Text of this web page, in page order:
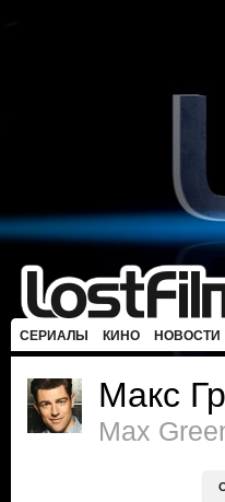
СЕРИАЛЫ КИНО НОВОСТИ
Макс
Max